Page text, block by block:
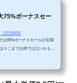
75%ボーナスセー
は85%ボーナスセールが定期
そこまでお得ではないかもし
ナスセールがあったことを考